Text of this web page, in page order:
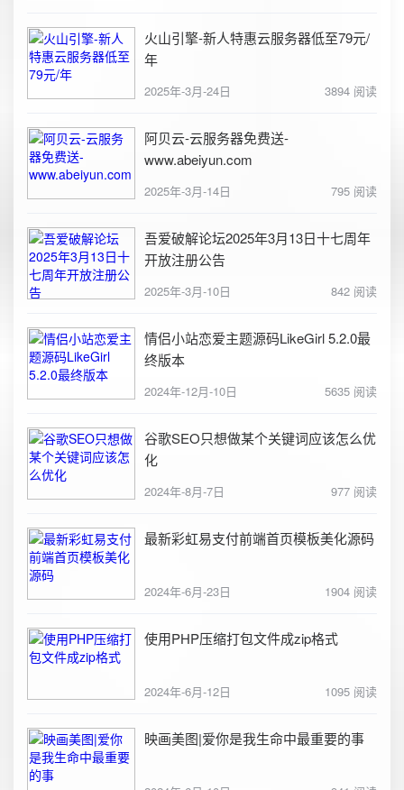
火山引擎-新人特惠云服务器低至79元/
年
2025年-3月-24日 3894 阅读
阿贝云-云服务器免费送-
www.abeiyun.com
2025年-3月-14日 795 阅读
吾爱破解论坛2025年3月13日十七周年
开放注册公告
2025年-3月-10日 842 阅读
情侣小站恋爱主题源码LikeGirl 5.2.0最
终版本
2024年-12月-10日 5635 阅读
谷歌SEO只想做某个关键词应该怎么优
化
2024年-8月-7日 977 阅读
最新彩虹易支付前端首页模板美化源码
2024年-6月-23日 1904 阅读
使用PHP压缩打包文件成zip格式
2024年-6月-12日 1095 阅读
映画美图|爱你是我生命中最重要的事